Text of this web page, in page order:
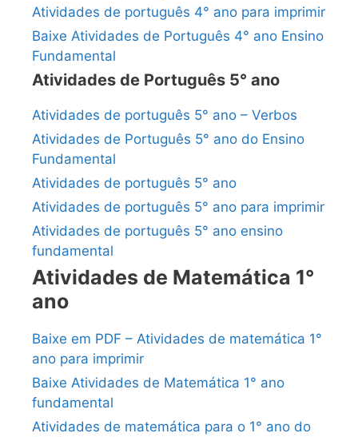
Atividades de português 4° ano para imprimir
Baixe Atividades de Português 4° ano Ensino
Fundamental
Atividades de Português 5° ano
Atividades de português 5° ano – Verbos
Atividades de Português 5° ano do Ensino
Fundamental
Atividades de português 5° ano
Atividades de português 5° ano para imprimir
Atividades de português 5° ano ensino
fundamental
Atividades de Matemática 1°
ano
Baixe em PDF – Atividades de matemática 1°
ano para imprimir
Baixe Atividades de Matemática 1° ano
fundamental
Atividades de matemática para o 1° ano do